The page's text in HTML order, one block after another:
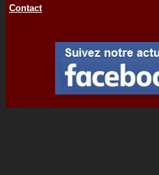
Contact